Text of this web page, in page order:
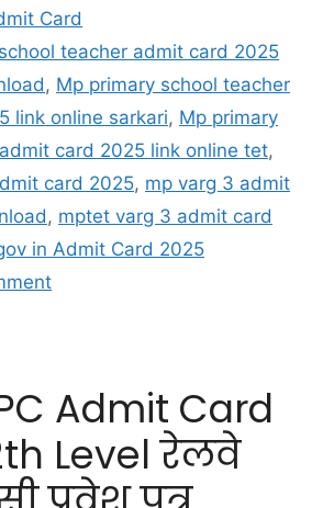
Card
teacher admit card 2025
, Mp primary school teacher
link online sarkari, Mp primary
card 2025 link online tet,
card 2025, mp varg 3 admit
, mptet varg 3 admit card
in Admit Card 2025
Admit Card
Level रेलवे